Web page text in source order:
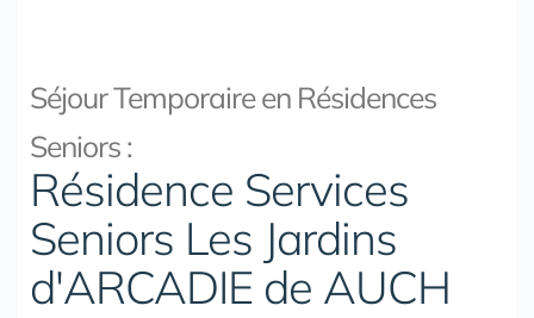
Séjour Temporaire en Résidences
Seniors :
Résidence Services
Seniors Les Jardins
d'ARCADIE de AUCH